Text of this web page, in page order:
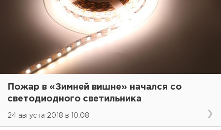
Пожар в «Зимней вишне» начался со
светодиодного светильника
24 августа 2018 в 10:08